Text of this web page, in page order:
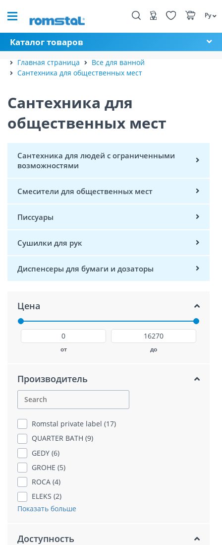
Ру
Каталог товаров
Главная страница
Все для ванной
Сантехника для общественных мест
Сантехника для
общественных мест
Сантехника для людей с ограниченными
возможностями
Смесители для общественных мест
Писсуары
Сушилки для рук
Диспенсеры для бумаги и дозаторы
Цена
от до
Производитель
Romstal private label (17)
QUARTER BATH (9)
GEDY (6)
GROHE (5)
ROCA (4)
ELEKS (2)
Показать больше
Доступность